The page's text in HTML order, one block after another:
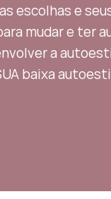
escolhas e
mudar e ter
a
baixa